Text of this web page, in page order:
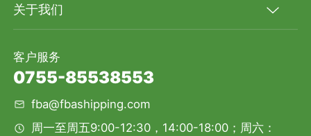
关于我们
客户服务
0755-85538553
fba@fbashipping.com
周一至周五9:00-12:30，14:00-18:00；周六：